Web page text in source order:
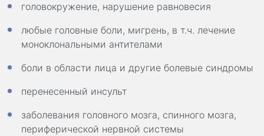
головокружение, нарушение равновесия
любые головные боли, мигрень, в т.ч. лечение
моноклональными антителами
боли в области лица и другие болевые синдромы
перенесенный инсульт
заболевания головного мозга, спинного мозга,
периферической нервной системы